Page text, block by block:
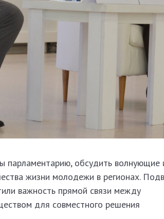
парламентарию, обсудить волнующие
жизни молодежи в регионах.
важность прямой связи между
для совместного решения